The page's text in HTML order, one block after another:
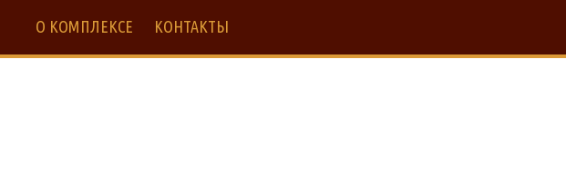
О КОМПЛЕКСЕ КОНТАКТЫ